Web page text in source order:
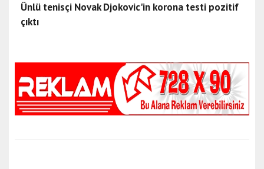
Ünlü tenisçi Novak Djokovic'in korona testi pozitif
çıktı